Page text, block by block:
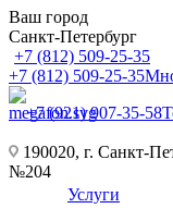
Ваш город
Санкт-Петербург
+7 (812) 509-25-35
+7 (812) 509-25-35
+7 (921) 907-35-58
190020, г. Санкт-
№204
Услуги